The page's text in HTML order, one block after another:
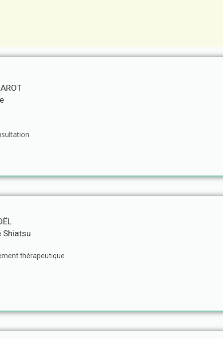
Shiatsu
thérapeutique